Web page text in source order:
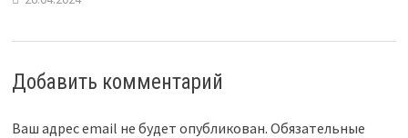
Добавить комментарий
Ваш адрес email не будет опубликован. Обязательные